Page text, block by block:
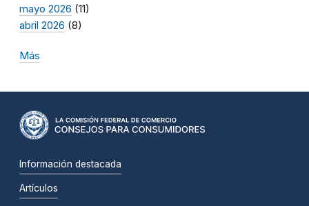
mayo 2026 (11)
abril 2026 (8)
Más
Información destacada
Artículos